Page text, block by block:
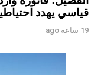
قياسي يهدد
19 ساعة ago